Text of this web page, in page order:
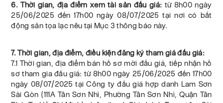
6. Thời gian, địa điểm xem tài sản đấu giá: từ 8h00 ngày
25/06/2025 đến 17h00 ngày 08/07/2025 tại nơi có bất
động sản tọa lạc nêu tại Mục 3 thông báo này.
7. Thời gian, địa điểm, điều kiện đăng ký tham giá đấu giá:
7.1 Thời gian, địa điểm bán hồ sơ mời đấu giá, tiếp nhận hồ
sơ tham gia đấu giá: từ 8h00 ngày 25/06/2025 đến 17h00
ngày 08/07/2025 tại Công ty đấu giá hợp danh Lam Sơn
Sài Gòn (111A Tân Sơn Nhì, Phường Tân Sơn Nhì, Quận Tân